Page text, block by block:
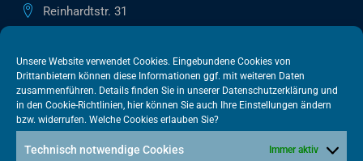
Unsere Website verwendet Cookies. Eingebundene Cookies von
Drittanbietern können diese Informationen ggf. mit weiteren Daten
zusammenführen. Details finden Sie in unserer Datenschutzerklärung und
in den Cookie-Richtlinien, hier können Sie auch Ihre Einstellungen ändern
bzw. widerrufen. Welche Cookies erlauben Sie?
Technisch notwendige Cookies Immer aktiv
Reinhardtstr. 31
+49 30 505615-38
berlin@vatm.de
VATM-Büro Brüssel